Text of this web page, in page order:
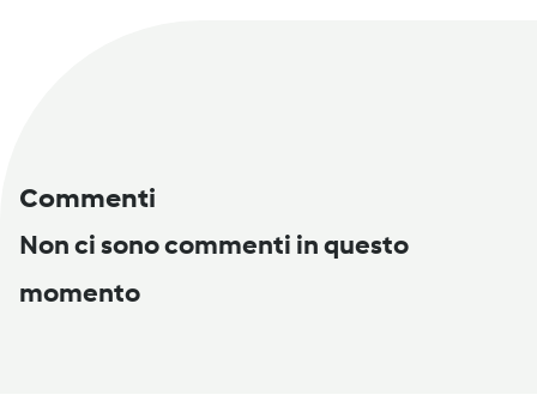
Commenti
Non ci sono commenti in questo
momento